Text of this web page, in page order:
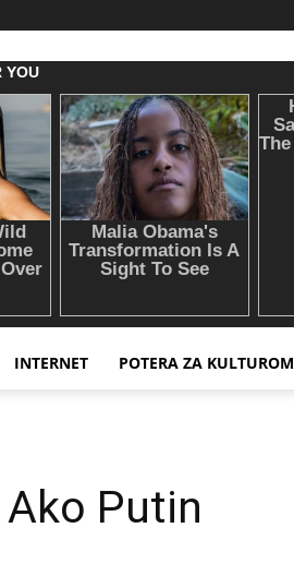
INTERNET POTERA ZA KULTUROM
Putin